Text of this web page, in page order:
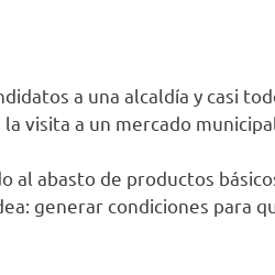
a una alcaldía y casi
visita a un mercado municipal.
al abasto de productos
generar condiciones para